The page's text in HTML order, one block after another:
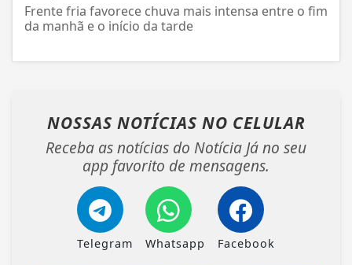
Frente fria favorece chuva mais intensa entre o fim
da manhã e o início da tarde
NOSSAS NOTÍCIAS NO CELULAR
Receba as notícias do Notícia Já no seu
app favorito de mensagens.
Telegram Whatsapp Facebook